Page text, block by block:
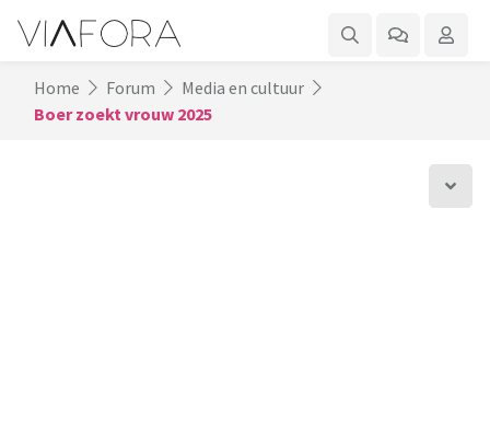
Home Forum
Media en cultuur
Boer zoekt vrouw 2025